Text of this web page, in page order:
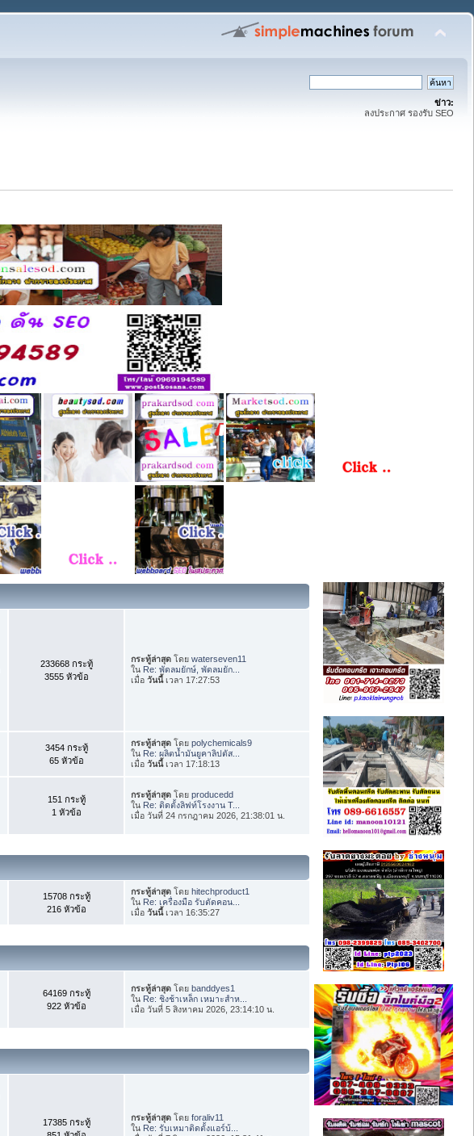
ข่าว:
ลงประกาศ รองรับ SEO
233668 กระทู้
3555 หัวข้อ
กระทู้ล่าสุด โดยwaterseven11
ใน Re: พัดลมยักษ์, พัดลมยัก...
เมื่อวันนี้เวลา 17:27:53
3454 กระทู้
65 หัวข้อ
กระทู้ล่าสุด โดยpolychemicals9
ใน Re: ผลิตน้ำมันยูคาลิปตัส...
เมื่อวันนี้เวลา 17:18:13
151 กระทู้
1 หัวข้อ
กระทู้ล่าสุด โดยproducedd
ใน Re: ติดตั้งลิฟท์โรงงาน T...
เมื่อ วันที่ 24 กรกฎาคม 2026, 21:38:01 น.
15708 กระทู้
216 หัวข้อ
กระทู้ล่าสุด โดยhitechproduct1
ใน Re: เครื่องมือ รับตัดคอน...
เมื่อวันนี้เวลา 16:35:27
64169 กระทู้
922 หัวข้อ
กระทู้ล่าสุด โดยbanddyes1
ใน Re: ชิงช้าเหล็ก เหมาะสำห...
เมื่อ วันที่ 5 สิงหาคม 2026, 23:14:10 น.
17385 กระทู้
กระทู้ล่าสุด โดยforaliv11
ใน Re: รับเหมาติดตั้งแอร์บ้...